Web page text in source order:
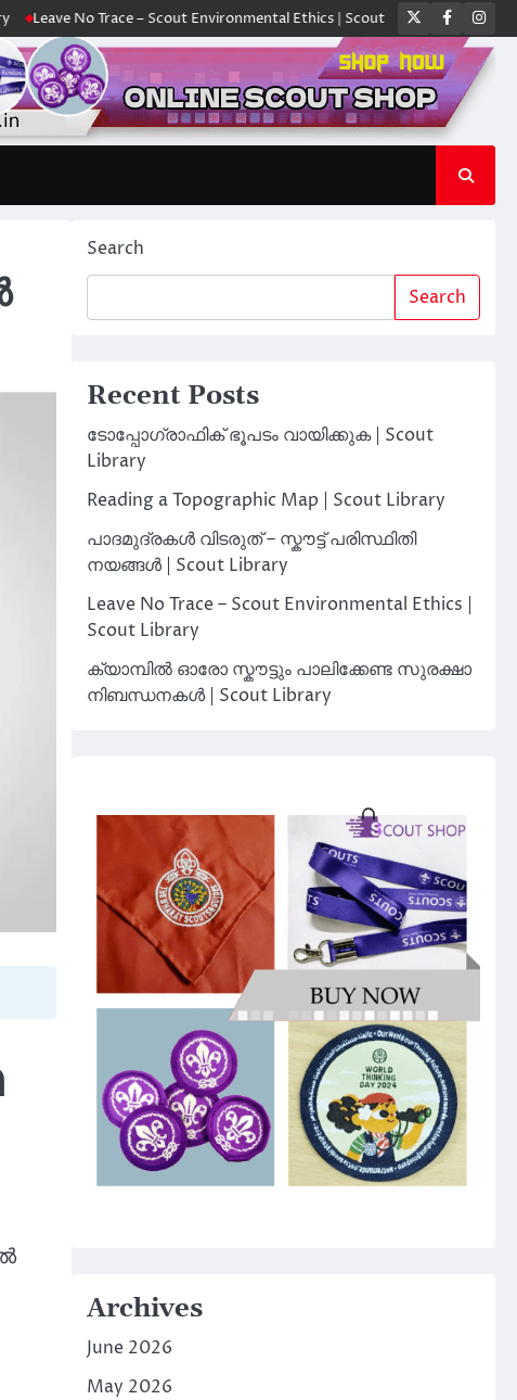
No Trace – Scout Environmental Ethics | Scout Library ക്യാമ്പിൽ ഓരോ
Twitter
Search
Search
Recent Posts
ടോപ്പോഗ്രാഫിക് ഭൂപടം വായിക്കുക | Scout
Library
Reading a Topographic Map | Scout Library
പാദമുദ്രകൾ വിടരുത് – സ്കൗട്ട് പരിസ്ഥിതി
നയങ്ങൾ | Scout Library
Leave No Trace – Scout Environmental Ethics |
Scout Library
ക്യാമ്പിൽ ഓരോ സ്കൗട്ടും പാലിക്കേണ്ട സുരക്ഷാ
നിബന്ധനകൾ | Scout Library
Archives
June 2026
May 2026